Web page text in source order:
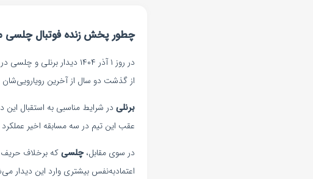
چطور پخش زنده فوتبال چلسی
از گذشت دو سال از آخرین رویارویی‌شان که با تساوی ۲-۲ پایان یافت، دوباره
برنلی در شرایط مناسبی به استقبال
عقب این تیم در سه مسابقه اخیر
در سوی مقابل، چلسیکه برخلاف حریف
اعتمادبه‌نفس بیشتری وارد این دیدار